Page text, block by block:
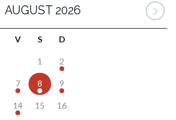
AUGUST 2026
V S D
1 2
7 8 9
14 15 16